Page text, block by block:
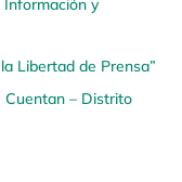
Libertad de Prensa”
Cuentan – Distrito